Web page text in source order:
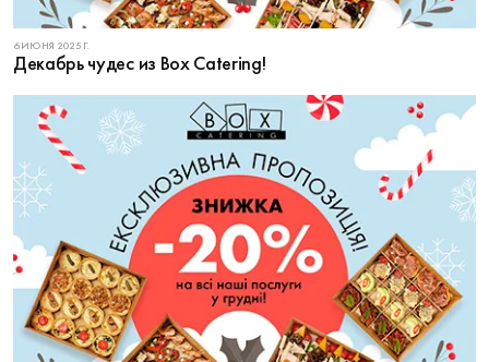
6 ИЮНЯ 2025 Г.
Декабрь чудес из Box Catering!